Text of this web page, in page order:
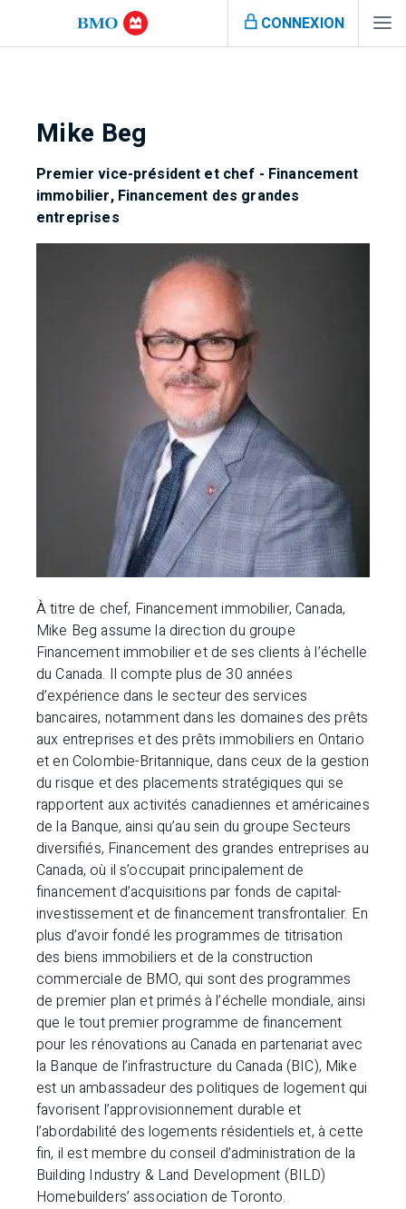
CONNEXION
Mike Beg
Premier vice-président et chef - Financement
immobilier, Financement des grandes
entreprises
À titre de chef, Financement immobilier, Canada,
Mike Beg assume la direction du groupe
Financement immobilier et de ses clients à l’échelle
du Canada. Il compte plus de 30 années
d’expérience dans le secteur des services
bancaires, notamment dans les domaines des prêts
aux entreprises et des prêts immobiliers en Ontario
et en Colombie-Britannique, dans ceux de la gestion
du risque et des placements stratégiques qui se
rapportent aux activités canadiennes et américaines
de la Banque, ainsi qu’au sein du groupe Secteurs
diversifiés, Financement des grandes entreprises au
Canada, où il s’occupait principalement de
financement d’acquisitions par fonds de capital-
investissement et de financement transfrontalier. En
plus d’avoir fondé les programmes de titrisation
des biens immobiliers et de la construction
commerciale de BMO, qui sont des programmes
de premier plan et primés à l’échelle mondiale, ainsi
que le tout premier programme de financement
pour les rénovations au Canada en partenariat avec
la Banque de l’infrastructure du Canada (BIC), Mike
est un ambassadeur des politiques de logement qui
favorisent l’approvisionnement durable et
l’abordabilité des logements résidentiels et, à cette
fin, il est membre du conseil d’administration de la
Building Industry & Land Development (BILD)
Homebuilders’ association de Toronto.